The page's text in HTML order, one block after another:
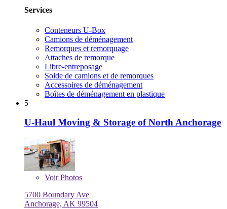
Services
Conteneurs U-Box
Camions de déménagement
Remorques et remorquage
Attaches de remorque
Libre-entreposage
Solde de camions et de remorques
Accessoires de déménagement
Boîtes de déménagement en plastique
5
U-Haul Moving & Storage of North Anchorage
VoirPhotos
5700 Boundary Ave
Anchorage, AK 99504